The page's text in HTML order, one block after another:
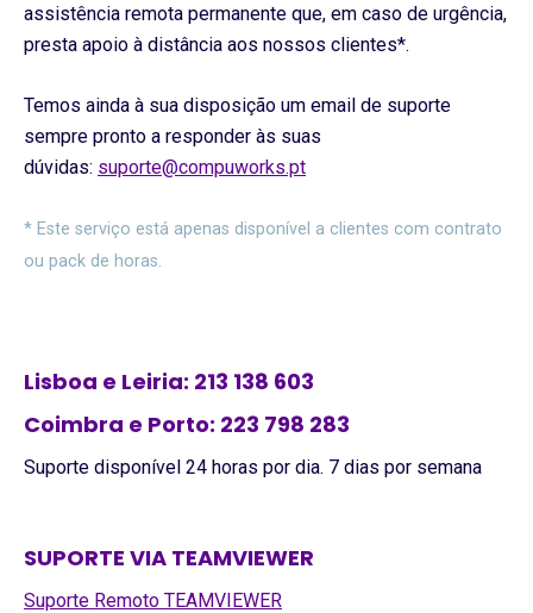
assistência remota permanente que, em caso de urgência,
presta apoio à distância aos nossos clientes*.
Temos ainda à sua disposição um email de suporte
sempre pronto a responder às suas
dúvidas: suporte@compuworks.pt
* Este serviço está apenas disponível a clientes com contrato
ou pack de horas.
Lisboa e Leiria: 213 138 603
Coimbra e Porto: 223 798 283
Suporte disponível 24 horas por dia. 7 dias por semana
SUPORTE VIA TEAMVIEWER
Suporte Remoto TEAMVIEWER